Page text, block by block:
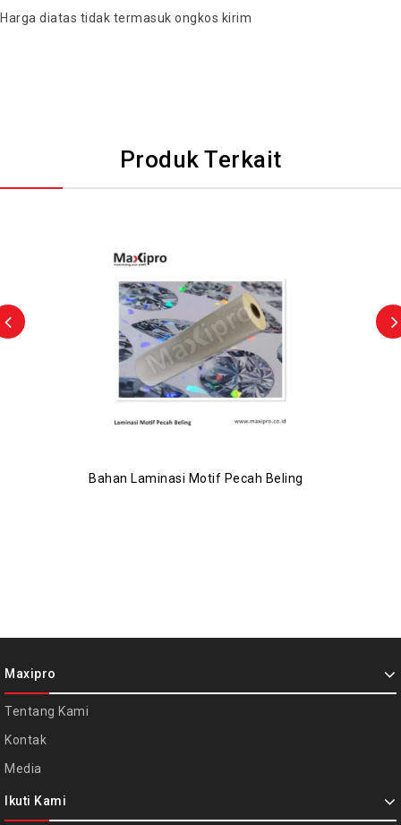
Harga diatas tidak termasuk ongkos kirim
Produk Terkait
Bahan Laminasi Motif Pecah Beling
Maxipro
Tentang Kami
Kontak
Media
Ikuti Kami